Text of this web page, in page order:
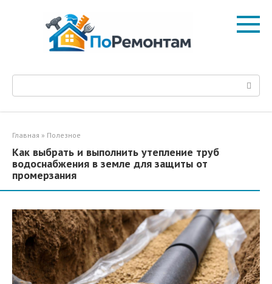
Поиск:
Главная » Полезное
Как выбрать и выполнить утепление труб
водоснабжения в земле для защиты от
промерзания